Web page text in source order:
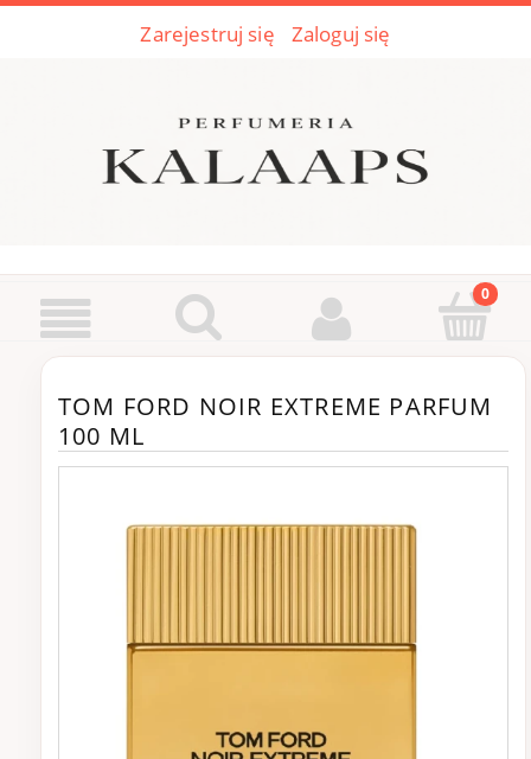
Zarejestruj się Zaloguj się
TOM FORD NOIR EXTREME PARFUM
100 ML